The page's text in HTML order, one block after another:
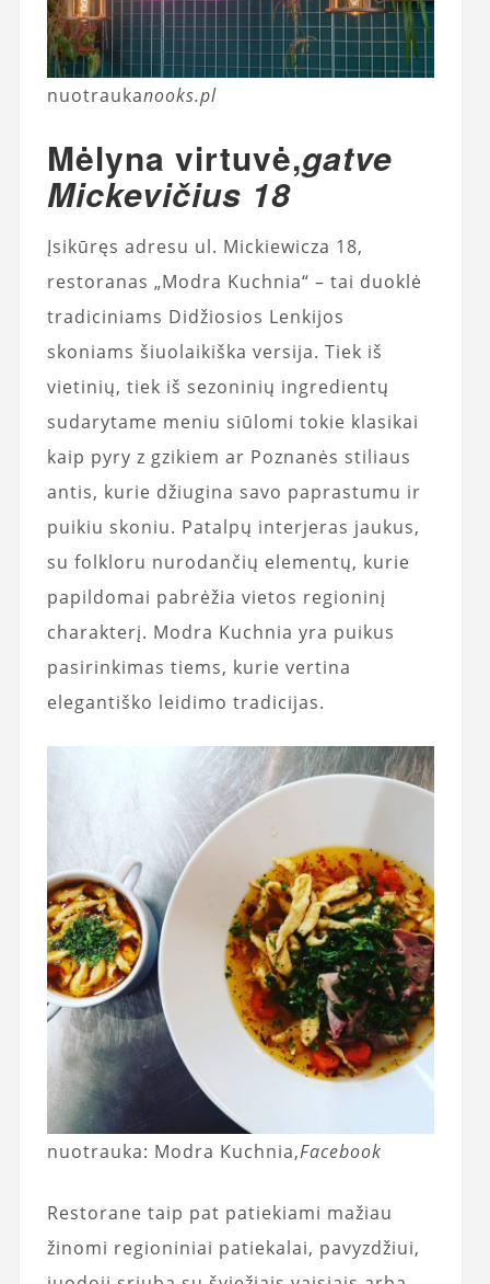
nuotraukanooks.pl
Mėlyna virtuvė,gatve
Mickevičius 18
Įsikūręs adresu ul. Mickiewicza 18,
restoranas „Modra Kuchnia“ – tai duoklė
tradiciniams Didžiosios Lenkijos
skoniams šiuolaikiška versija. Tiek iš
vietinių, tiek iš sezoninių ingredientų
sudarytame meniu siūlomi tokie klasikai
kaip pyry z gzikiem ar Poznanės stiliaus
antis, kurie džiugina savo paprastumu ir
puikiu skoniu. Patalpų interjeras jaukus,
su folkloru nurodančių elementų, kurie
papildomai pabrėžia vietos regioninį
charakterį. Modra Kuchnia yra puikus
pasirinkimas tiems, kurie vertina
elegantiško leidimo tradicijas.
nuotrauka: Modra Kuchnia,Facebook
Restorane taip pat patiekiami mažiau
žinomi regioniniai patiekalai, pavyzdžiui,